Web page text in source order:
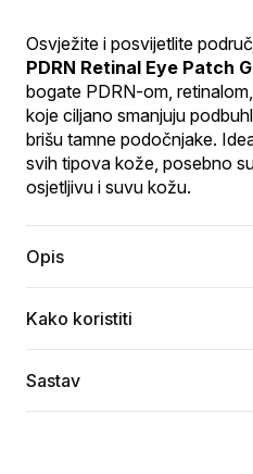
Osvježite i posvijetlite
PDRN Retinal Eye Patch
bogate PDRN-om,
koje ciljano smanjuju
brišu tamne podočnjake.
svih tipova kože, posebno
osjetljivu i suvu kožu.
Opis
Kako koristiti
Sastav